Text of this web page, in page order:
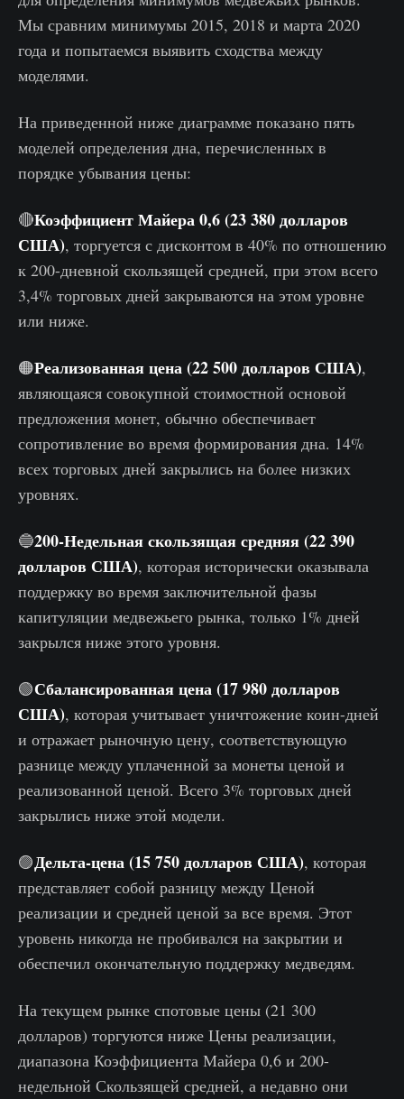
Мы сравним минимумы 2015, 2018 и марта 2020
года и попытаемся выявить сходства между
моделями.
На приведенной ниже диаграмме показано пять
моделей определения дна, перечисленных в
порядке убывания цены:
🔴Коэффициент Майера 0,6 (23 380 долларов
США), торгуется с дисконтом в 40% по отношению
к 200-дневной скользящей средней, при этом всего
3,4% торговых дней закрываются на этом уровне
или ниже.
🟠Реализованная цена (22 500 долларов США),
являющаяся совокупной стоимостной основой
предложения монет, обычно обеспечивает
сопротивление во время формирования дна. 14%
всех торговых дней закрылись на более низких
уровнях.
🔵200-Недельная скользящая средняя (22 390
долларов США), которая исторически оказывала
поддержку во время заключительной фазы
капитуляции медвежьего рынка, только 1% дней
закрылся ниже этого уровня.
🟢Сбалансированная цена (17 980 долларов
США), которая учитывает уничтожение коин-дней
и отражает рыночную цену, соответствующую
разнице между уплаченной за монеты ценой и
реализованной ценой. Всего 3% торговых дней
закрылись ниже этой модели.
🟣Дельта-цена (15 750 долларов США), которая
представляет собой разницу между Ценой
реализации и средней ценой за все время. Этот
уровень никогда не пробивался на закрытии и
обеспечил окончательную поддержку медведям.
На текущем рынке спотовые цены (21 300
долларов) торгуются ниже Цены реализации,
диапазона Коэффициента Майера 0,6 и 200-
недельной Скользящей средней, а недавно они